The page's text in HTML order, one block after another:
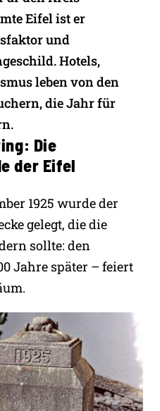
Eifel ist er
und
Hotels,
leben von den
die Jahr für
Die
der Eifel
1925 wurde der
gelegt, die die
sollte: den
Jahre später – feiert